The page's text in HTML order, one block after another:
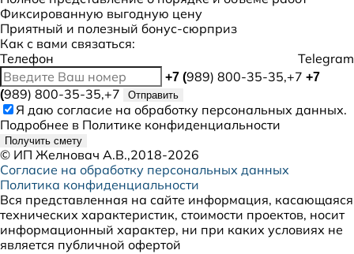
Фиксированную выгодную цену
Приятный и полезный бонус-сюрприз
Как с вами связаться:
Телефон
Telegram
+7 (989) 800-35-35,+7 +7
(989) 800-35-35,+7 Отправить
Я даю согласие на обработку персональных данных.
Подробнее в Политике конфиденциальности
Получить смету
© ИП Желновач А.В.,2018-2026
Согласие на обработку персональных данных
Политика конфиденциальности
Вся представленная на сайте информация, касающаяся
технических характеристик, стоимости проектов, носит
информационный характер, ни при каких условиях не
является публичной офертой